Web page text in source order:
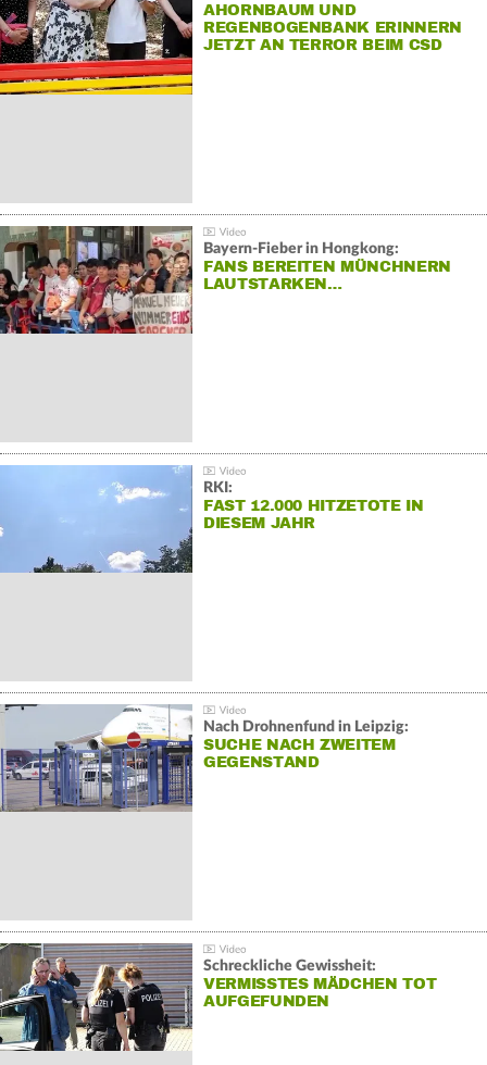
AHORNBAUM UND
REGENBOGENBANK ERINNERN
JETZT AN TERROR BEIM CSD
Bayern-Fieber in Hongkong:
FANS BEREITEN MÜNCHNERN
LAUTSTARKEN…
RKI:
FAST 12.000 HITZETOTE IN
DIESEM JAHR
Nach Drohnenfund in Leipzig:
SUCHE NACH ZWEITEM
GEGENSTAND
Schreckliche Gewissheit:
VERMISSTES MÄDCHEN TOT
AUFGEFUNDEN